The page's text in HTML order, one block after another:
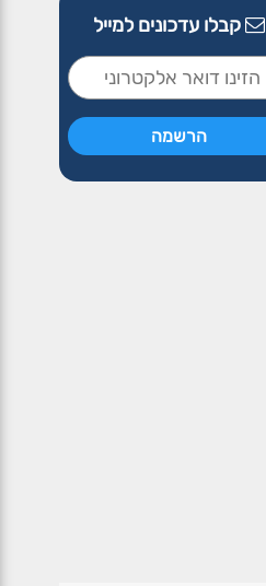
קבלו עדכונים למייל